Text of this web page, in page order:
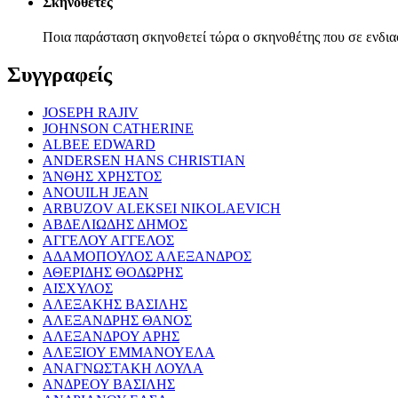
Ποια παράσταση σκηνοθετεί τώρα ο σκηνοθέτης που σε
Συγγραφείς
JOSEPH RAJIV
JOHNSON CATHERINE
ALBEE EDWARD
ANDERSEN HANS CHRISTIAN
ΆΝΘΗΣ ΧΡΗΣΤΟΣ
ANOUILH JEAN
ARBUZOV ALEKSEI NIKOLAEVICH
ΑΒΔΕΛΙΩΔΗΣ ΔΗΜΟΣ
ΑΓΓΕΛΟΥ ΑΓΓΕΛΟΣ
ΑΔΑΜΟΠΟΥΛΟΣ ΑΛΕΞΑΝΔΡΟΣ
ΑΘΕΡΙΔΗΣ ΘΟΔΩΡΗΣ
ΑΙΣΧΥΛΟΣ
ΑΛΕΞΑΚΗΣ ΒΑΣΙΛΗΣ
ΑΛΕΞΑΝΔΡΗΣ ΘΑΝΟΣ
ΑΛΕΞΑΝΔΡΟΥ ΑΡΗΣ
ΑΛΕΞΙΟΥ ΕΜΜΑΝΟΥΕΛΑ
ΑΝΑΓΝΩΣΤΑΚΗ ΛΟΥΛΑ
ΑΝΔΡΕΟΥ ΒΑΣΙΛΗΣ